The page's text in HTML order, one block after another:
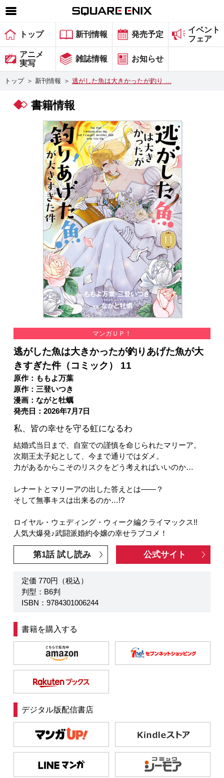
SQUARE ENIX 公式サイトメニュー
ゲーム
マガジン＆ブックス
グッズ
会社情報 採用情報
スクウェア・エニックス サイト内検索
トップ 新刊情報 発売予定
イベント
フェア
アニメ
実写
雑誌情報 お知らせ
トップ ＞ 新刊情報 ＞ 逃がした魚は大きかったが釣り …
書籍情報
マンガＵＰ！
逃がした魚は大きかったが釣りあげた魚が大
きすぎた件（コミック） 11
原作：ももよ万葉
原作：三登いつき
漫画：ながと牡蠣
発売日：2026年7月7日
私、皆の幸せを守る虹になるわ
結婚式当日まで、自室での謹慎を命じられたマリーア。
次期王太子妃として、今まで通りではダメ。
力があるからこそのリスクをどう考えればいいのか…
レナートとマリーアの出した答えとは――？
そして無事キスは出来るのか…!?
ロイヤル・ウェディング・ウィーク編クライマックス!!
人気大爆発♪武闘派婚約令嬢の幸せラブコメ！
第1話 試し読み 公式サイト
定価 770円（税込）
判型：B6判
ISBN：9784301006244
書籍を購入する
デジタル版配信書店